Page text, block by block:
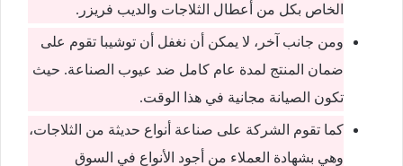
الخاص بكل من أعطال الثلاجات والديب فريزر.
ومن جانب آخر، لا يمكن أن نغفل أن توشيبا تقوم على
ضمان المنتج لمدة عام كامل ضد عيوب الصناعة. حيث
تكون الصيانة مجانية في هذا الوقت.
كما تقوم الشركة على صناعة أنواع حديثة من الثلاجات،
وهي بشهادة العملاء من أجود الأنواع في السوق